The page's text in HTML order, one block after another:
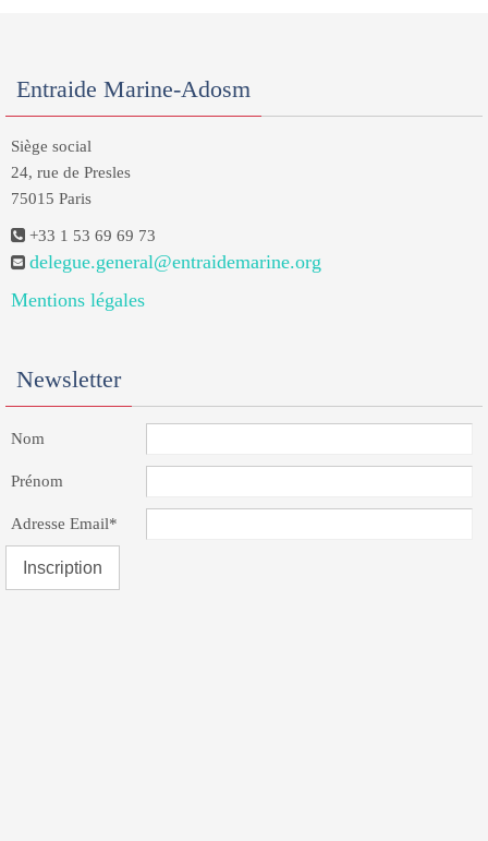
Entraide Marine-Adosm
Siège social
24, rue de Presles
75015 Paris
+33 1 53 69 69 73
delegue.general@entraidemarine.org
Mentions légales
Newsletter
Nom
Prénom
Adresse Email*